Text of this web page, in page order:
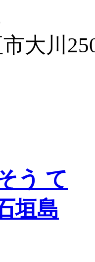
大川